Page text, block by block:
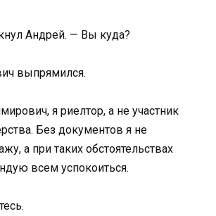
Андрей. — Вы куда?
выпрямился.
я риелтор, а не участник
Без документов я не
а при таких обстоятельствах
всем успокоиться.